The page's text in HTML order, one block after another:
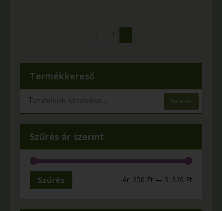
← 1
Termékkereső
Keresés
Szűrés ár szerint
Szűrés Ár: 350 Ft — 5 .320 Ft